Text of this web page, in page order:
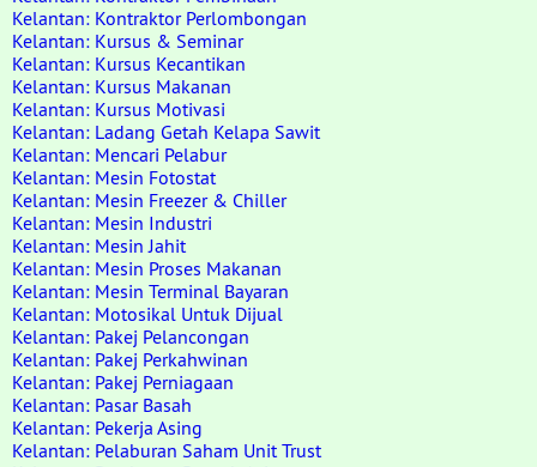
Kelantan: Kontraktor Perlombongan
Kelantan: Kursus & Seminar
Kelantan: Kursus Kecantikan
Kelantan: Kursus Makanan
Kelantan: Kursus Motivasi
Kelantan: Ladang Getah Kelapa Sawit
Kelantan: Mencari Pelabur
Kelantan: Mesin Fotostat
Kelantan: Mesin Freezer & Chiller
Kelantan: Mesin Industri
Kelantan: Mesin Jahit
Kelantan: Mesin Proses Makanan
Kelantan: Mesin Terminal Bayaran
Kelantan: Motosikal Untuk Dijual
Kelantan: Pakej Pelancongan
Kelantan: Pakej Perkahwinan
Kelantan: Pakej Perniagaan
Kelantan: Pasar Basah
Kelantan: Pekerja Asing
Kelantan: Pelaburan Saham Unit Trust